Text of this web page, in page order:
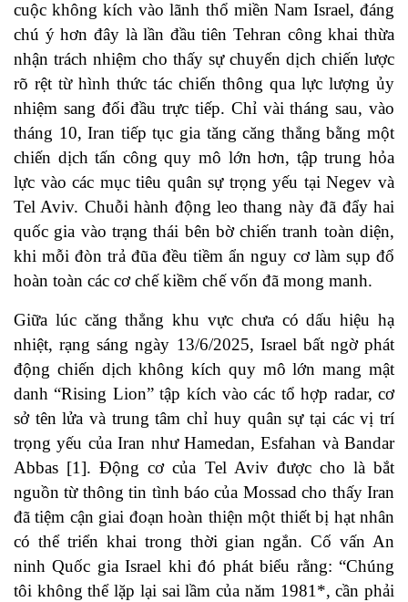
cuộc không kích vào lãnh thổ miền Nam Israel, đáng
chú ý hơn đây là lần đầu tiên Tehran công khai thừa
nhận trách nhiệm cho thấy sự chuyển dịch chiến lược
rõ rệt từ hình thức tác chiến thông qua lực lượng ủy
nhiệm sang đối đầu trực tiếp. Chỉ vài tháng sau, vào
tháng 10, Iran tiếp tục gia tăng căng thẳng bằng một
chiến dịch tấn công quy mô lớn hơn, tập trung hỏa
lực vào các mục tiêu quân sự trọng yếu tại Negev và
Tel Aviv. Chuỗi hành động leo thang này đã đẩy hai
quốc gia vào trạng thái bên bờ chiến tranh toàn diện,
khi mỗi đòn trả đũa đều tiềm ẩn nguy cơ làm sụp đổ
hoàn toàn các cơ chế kiềm chế vốn đã mong manh.
Giữa lúc căng thẳng khu vực chưa có dấu hiệu hạ
nhiệt, rạng sáng ngày 13/6/2025, Israel bất ngờ phát
động chiến dịch không kích quy mô lớn mang mật
danh “Rising Lion” tập kích vào các tổ hợp radar, cơ
sở tên lửa và trung tâm chỉ huy quân sự tại các vị trí
trọng yếu của Iran như Hamedan, Esfahan và Bandar
Abbas [1]. Động cơ của Tel Aviv được cho là bắt
nguồn từ thông tin tình báo của Mossad cho thấy Iran
đã tiệm cận giai đoạn hoàn thiện một thiết bị hạt nhân
có thể triển khai trong thời gian ngắn. Cố vấn An
ninh Quốc gia Israel khi đó phát biểu rằng: “Chúng
tôi không thể lặp lại sai lầm của năm 1981*, cần phải